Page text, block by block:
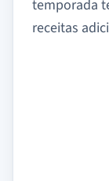
temporada
receitas